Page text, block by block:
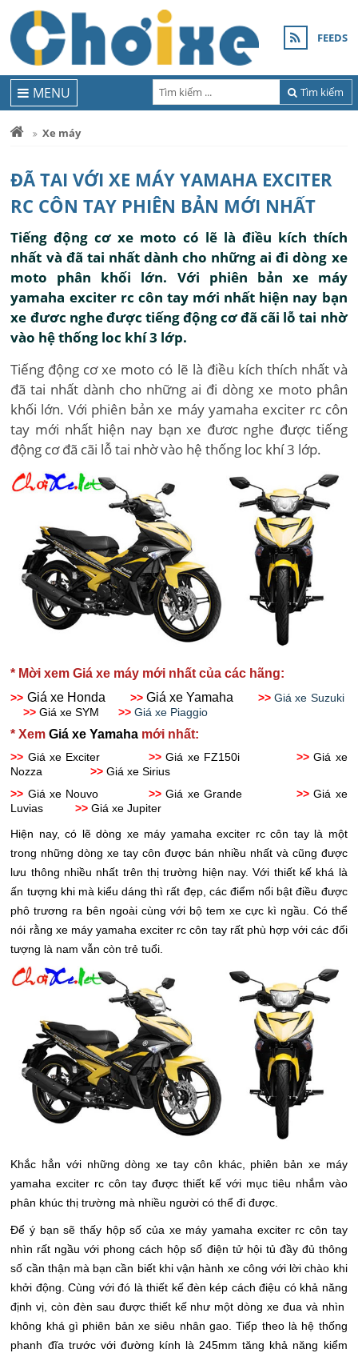
FEEDS
Tìm kiếm
MENU
Xe máy
ĐÃ TAI VỚI XE MÁY YAMAHA EXCITER
RC CÔN TAY PHIÊN BẢN MỚI NHẤT
Tiếng động cơ xe moto có lẽ là điều kích thích
nhất và đã tai nhất dành cho những ai đi dòng xe
moto phân khối lớn. Với phiên bản xe máy
yamaha exciter rc côn tay mới nhất hiện nay bạn
xe đươc nghe được tiếng động cơ đã cãi lỗ tai nhờ
vào hệ thống loc khí 3 lớp.
Tiếng động cơ xe moto có lẽ là điều kích thích nhất và
đã tai nhất dành cho những ai đi dòng xe moto phân
khối lớn. Với phiên bản xe máy yamaha exciter rc côn
tay mới nhất hiện nay bạn xe đươc nghe được tiếng
động cơ đã cãi lỗ tai nhờ vào hệ thống loc khí 3 lớp.
* Mời xem Giá xe máy mới nhất của các hãng:
>> Giá xe Honda >> Giá xe Yamaha >>Giá xe Suzuki
>> Giá xe SYM>> Giá xe Piaggio
* XemGiá xe Yamaha mới nhất:
>> Giá xe Exciter >>Giá xe FZ150i >> Giá xe
Nozza
>> Giá xe Sirius
>> Giá xe Nouvo >> Giá xe Grande >> Giá xe
Luvias
>> Giá xe Jupiter
Hiện nay, có lẽ dòng xe máy yamaha exciter rc côn tay là một
trong những dòng xe tay côn được bán nhiều nhất và cũng được
lưu thông nhiều nhất trên thị trường hiện nay. Với thiết kế khá là
ấn tượng khi mà kiểu dáng thì rất đẹp, các điểm nổi bật điều được
phô trương ra bên ngoài cùng với bộ tem xe cực kì ngầu. Có thể
nói rằng xe máy yamaha exciter rc côn tay rất phù hợp với các đối
tượng là nam vẫn còn trẻ tuổi.
Khắc hẳn với những dòng xe tay côn khác, phiên bản xe máy
yamaha exciter rc côn tay được thiết kế với mục tiêu nhắm vào
phân khúc thị trường mà nhiều người có thể đi được.
Để ý bạn sẽ thấy hộp số của xe máy yamaha exciter rc côn tay
nhìn rất ngầu với phong cách hộp số điện tử hội tủ đầy đủ thông
số cần thận mà bạn cần biết khi vận hành xe công với lời chào khi
khởi động. Cùng với đó là thiết kế đèn kép cách điệu có khả năng
định vị, còn đèn sau được thiết kế như một dòng xe đua và nhìn
không khá gì phiên bản xe siêu nhân gao. Tiếp theo là hệ thống
phanh đĩa trước với đường kính là 245mm tăng khả năng kiểm